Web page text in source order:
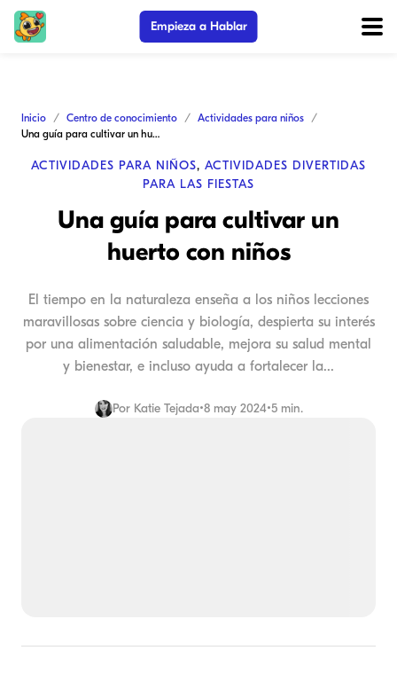
Empieza a Hablar
Inicio Centro de conocimiento
Actividades para niños
Una guía para cultivar un huerto con niños
ACTIVIDADES PARA NIÑOS, ACTIVIDADES DIVERTIDAS
PARA LAS FIESTAS
Una guía para cultivar un
huerto con niños
El tiempo en la naturaleza enseña a los niños lecciones
maravillosas sobre ciencia y biología, despierta su interés
por una alimentación saludable, mejora su salud mental
y bienestar, e incluso ayuda a fortalecer la...
Por Katie Tejada•8 may 2024•5 min.